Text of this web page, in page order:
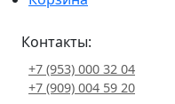
Контакты:
+7 (953) 000 32 04
+7 (909) 004 59 20